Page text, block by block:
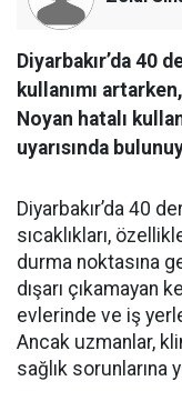
Diyarbakır’da 40
kullanımı
Noyan hatalı
uyarısında
Diyarbakır’da 40
sıcaklıkları,
durma noktasına
dışarı çıkamayan
evlerinde ve iş
Ancak uzmanlar,
sağlık sorunlarına